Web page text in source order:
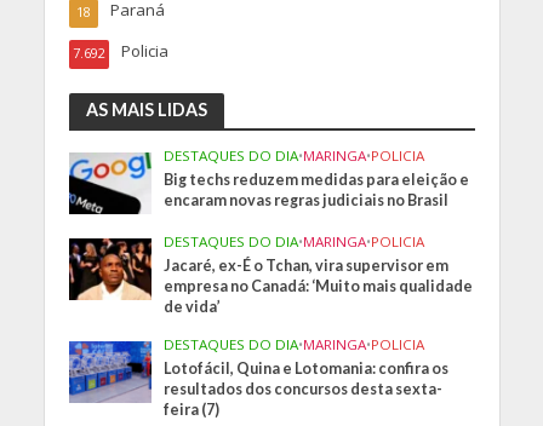
Paraná
18
Policia
7.692
AS MAIS LIDAS
DESTAQUES DO DIA•MARINGA•POLICIA
Big techs reduzem medidas para eleição e
encaram novas regras judiciais no Brasil
DESTAQUES DO DIA•MARINGA•POLICIA
Jacaré, ex-É o Tchan, vira supervisor em
empresa no Canadá: ‘Muito mais qualidade
de vida’
DESTAQUES DO DIA•MARINGA•POLICIA
Lotofácil, Quina e Lotomania: confira os
resultados dos concursos desta sexta-
feira (7)